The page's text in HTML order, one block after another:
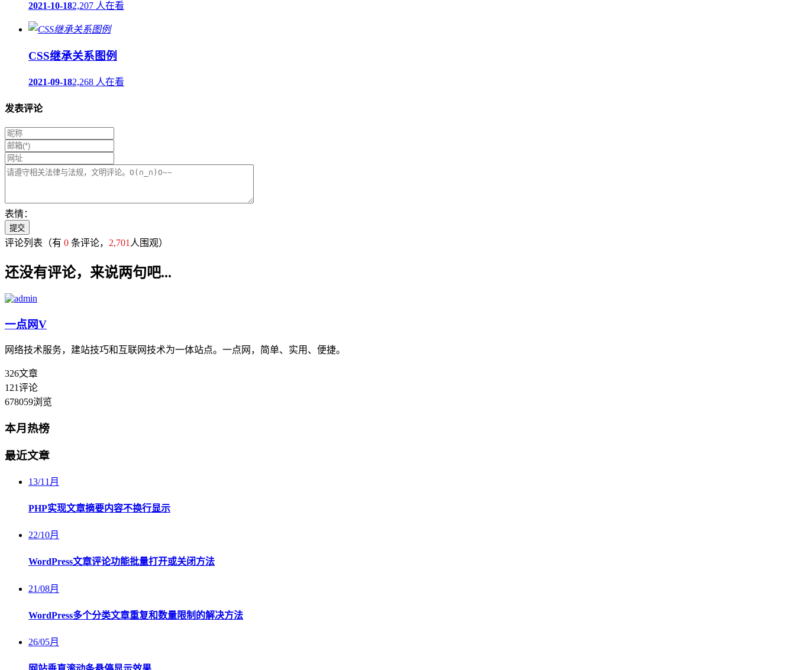
2021-10-182,207 人在看
CSS继承关系图例
2021-09-182,268 人在看
发表评论
表情：
评论列表 （有 0 条评论， 2,701 人围观）
还没有评论，来说两句吧...
一点网V
网络技术服务，建站技巧和互联网技术为一体站点。一点网，简单、实用、便捷。
326文章
121评论
678059浏览
本月热榜
最近文章
13/11月
PHP实现文章摘要内容不换行显示
22/10月
WordPress文章评论功能批量打开或关闭方法
21/08月
WordPress多个分类文章重复和数量限制的解决方法
26/05月